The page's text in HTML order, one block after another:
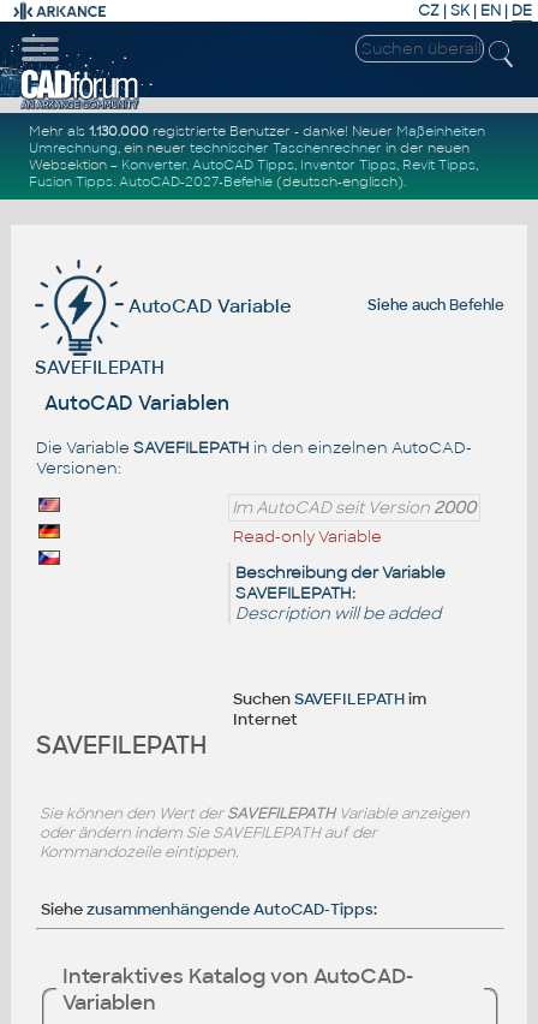
CZ | SK| EN | DE
Mehr als1.130.000 registrierte Benutzer - danke! Neuer Maßeinheiten
Umrechnung, ein neuertechnischer Taschenrechner in der neuen
Websektion – Konverter.AutoCAD Tipps, Inventor Tipps, Revit Tipps,
Fusion Tipps.AutoCAD-2027-Befehle (deutsch-englisch).
Siehe auchBefehle
AutoCAD Variable
SAVEFILEPATH
AutoCAD Variablen
Die Variable SAVEFILEPATH in den einzelnen AutoCAD-
Versionen:
Im AutoCAD seit Version 2000
Read-only Variable
Beschreibung der Variable
SAVEFILEPATH:
Description will be added
SuchenSAVEFILEPATHim
Internet
SAVEFILEPATH
Sie können den Wert derSAVEFILEPATHVariable anzeigen
oder ändern indem Sie SAVEFILEPATH auf der
Kommandozeile eintippen.
Siehezusammenhängende AutoCAD-Tipps:
Interaktives Katalog von AutoCAD-
Variablen